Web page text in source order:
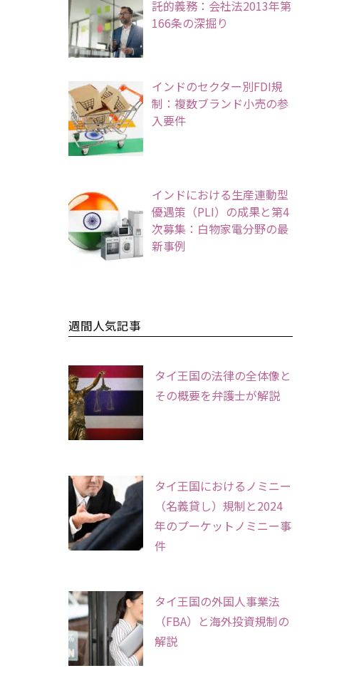
託的義務：会社法2013年第
166条の深掘り
インドのセクター別FDI規
制：複数ブランド小売の参
入要件
インドにおける生産連動型
優遇策（PLI）の成果と第4
次募集：白物家電分野の最
新事例
週間人気記事
タイ王国の法律の全体像と
その概要を弁護士が解説
タイ王国におけるノミニー
（名義貸し）規制と2024
年のプーケットノミニー事
件
タイ王国の外国人事業法
（FBA）と海外投資規制の
解説